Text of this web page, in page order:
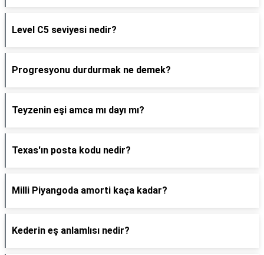
Level C5 seviyesi nedir?
Progresyonu durdurmak ne demek?
Teyzenin eşi amca mı dayı mı?
Texas'ın posta kodu nedir?
Milli Piyangoda amorti kaça kadar?
Kederin eş anlamlısı nedir?